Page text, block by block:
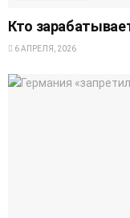
Кто
6 АПРЕЛЯ, 2026